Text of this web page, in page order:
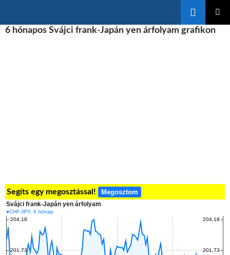
A
6 hónapos Svájci frank-Japán yen árfolyam grafikon
Segíts egy megosztással! Megosztom